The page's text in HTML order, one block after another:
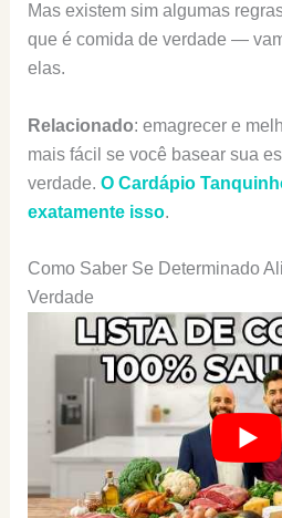
Mas existem sim algumas
que é comida de verdade —
elas.
Relacionado: emagrecer e
mais fácil se você basear sua
verdade. O Cardápio
exatamente isso.
Como Saber Se Determinado
Verdade